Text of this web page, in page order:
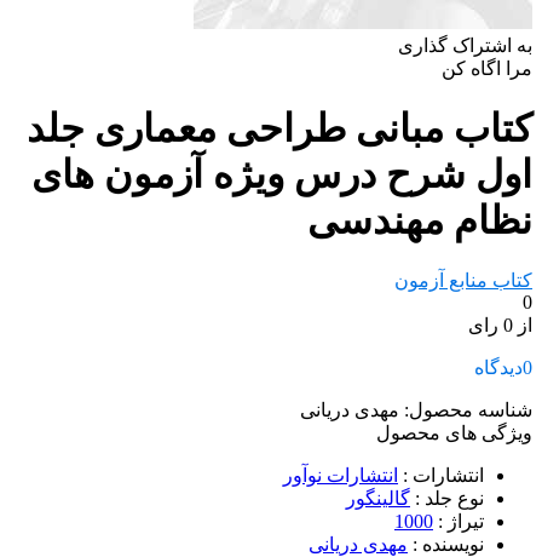
به اشتراک گذاری
مرا اگاه کن
کتاب مبانی طراحی معماری جلد
اول شرح درس ویژه آزمون های
نظام مهندسی
کتاب منابع آزمون
0
از 0 رای
0دیدگاه
شناسه محصول: مهدی دریانی
ویژگی های محصول
انتشارات : انتشارات نوآور
نوع جلد : گالینگور
تیراژ :
1000
نویسنده : مهدی دریانی